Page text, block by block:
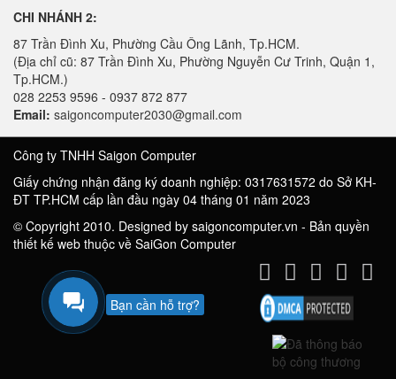
CHI NHÁNH 2:
87 Trần Đình Xu, Phường Cầu Ông Lãnh, Tp.HCM.
(Địa chỉ cũ: 87 Trần Đình Xu, Phường Nguyễn Cư Trinh, Quận 1,
Tp.HCM.)
028 2253 9596 - 0937 872 877
Email: saigoncomputer2030@gmail.com
Công ty TNHH Saigon Computer
Giấy chứng nhận đăng ký doanh nghiệp: 0317631572 do Sở KH-
ĐT TP.HCM cấp lần đầu ngày 04 tháng 01 năm 2023
© Copyright 2010. Designed by saigoncomputer.vn - Bản quyền
thiết kế web thuộc về SaiGon Computer
Bạn cần hỗ trợ?